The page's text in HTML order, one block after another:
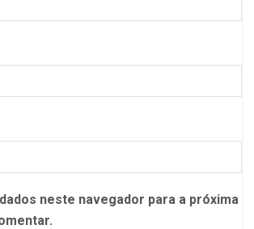
neste navegador para a próxima